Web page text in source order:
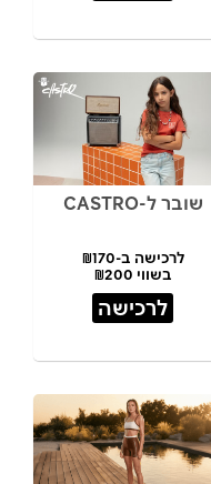
שובר ל-CASTRO
לרכישה ב-₪170
בשווי ₪200
לרכישה